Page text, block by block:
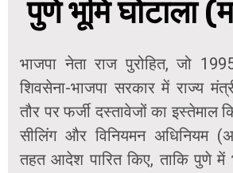
पुणे भूमि घोटाला
भाजपा नेता राज पुरोहित, जो
शिवसेना-भाजपा सरकार में राज्य
तौर पर फर्जी दस्तावेजों का इस्तेमाल
सीलिंग और विनियमन अधिनियम
तहत आदेश पारित किए, ताकि पुणे में